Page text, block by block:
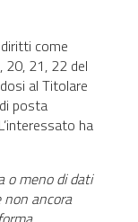
come
20, 21, 22 del
al Titolare
posta
ha
o meno di dati
non ancora